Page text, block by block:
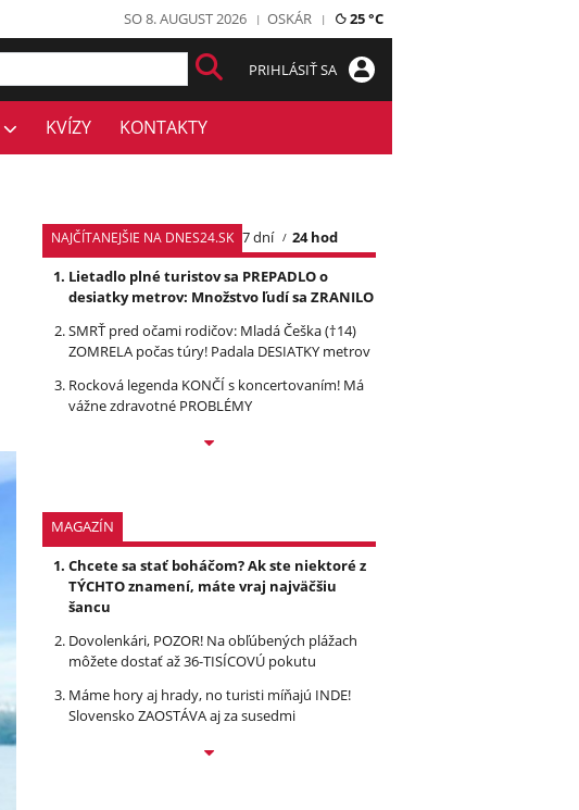
SO 8. AUGUST 2026 OSKÁR 25 °C
PRIHLÁSIŤ SA
KVÍZY KONTAKTY
NAJČÍTANEJŠIE NA DNES24.SK 7 dní
24 hod
Lietadlo plné turistov sa PREPADLO o
desiatky metrov: Množstvo ľudí sa ZRANILO
SMRŤ pred očami rodičov: Mladá Češka (†14)
ZOMRELA počas túry! Padala DESIATKY metrov
Rocková legenda KONČÍ s koncertovaním! Má
vážne zdravotné PROBLÉMY
MAGAZÍN
Chcete sa stať boháčom? Ak ste niektoré z
TÝCHTO znamení, máte vraj najväčšiu
šancu
Dovolenkári, POZOR! Na obľúbených plážach
môžete dostať až 36-TISÍCOVÚ pokutu
Máme hory aj hrady, no turisti míňajú INDE!
Slovensko ZAOSTÁVA aj za susedmi